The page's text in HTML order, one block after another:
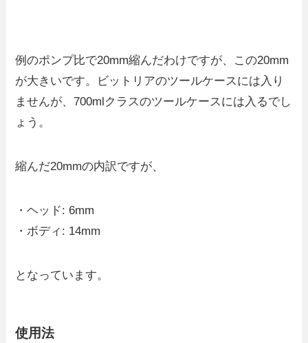
例のポンプ比で20mm縮んだわけですが、この20mm
が大きいです。ビットリアのツールケースには入り
ませんが、700mlクラスのツールケースには入るでし
ょう。
縮んだ20mmの内訳ですが、
・ヘッド: 6mm
・ボディ: 14mm
となっています。
使用法